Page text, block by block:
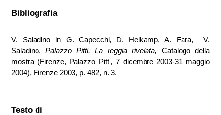
Bibliografia
V. Saladino in G. Capecchi, D. Heikamp, A. Fara, V.
Saladino,Palazzo Pitti. La reggia rivelata, Catalogo della
mostra (Firenze, Palazzo Pitti, 7 dicembre 2003-31 maggio
2004), Firenze 2003, p. 482, n. 3.
Testo di